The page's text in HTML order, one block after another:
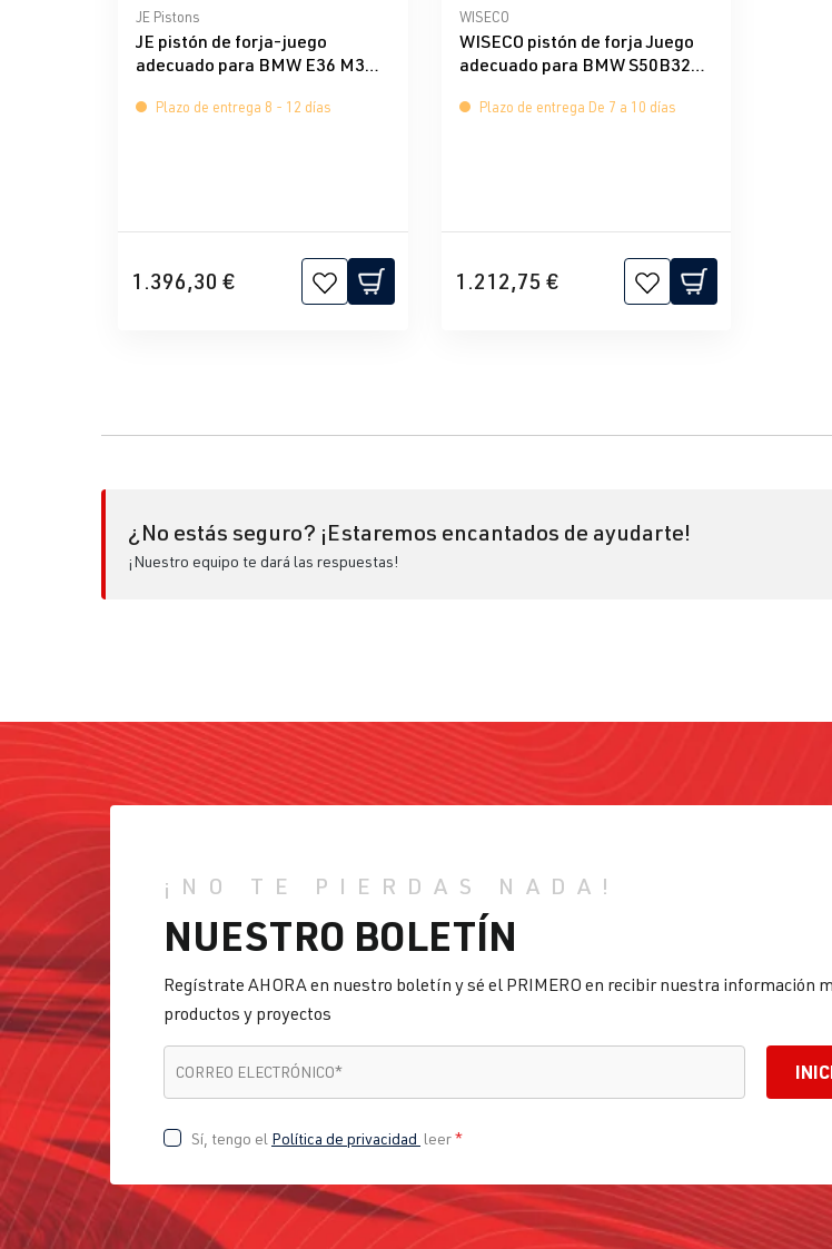
Calificación promedio de 0 de 5 estrellas
JE Pistons
JE pistón de forja-juego
adecuado para BMW E36 M3
Plazo de entrega 8 - 12 días
1.396,30 €
Calificación promedio de 0 de 5 estrellas
WISECO
WISECO pistón de forja Juego
adecuado para BMW S50B32
Plazo de entrega De 7 a 10 días
1.212,75 €
¿No estás seguro? ¡Estaremos encantados de ayudarte!
¡Nuestro equipo te dará las respuestas!
¡NO TE PIERDAS NADA!
NUESTRO BOLETÍN
Regístrate AHORA en nuestro boletín y sé el PRIMERO en recibir nuestra información
productos y proyectos
CORREO ELECTRÓNICO*
Sí, tengo el Política de privacidad leer*